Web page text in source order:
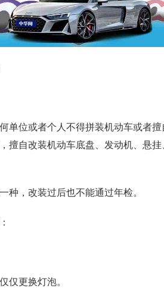
单位或者个人不得拼装机动车或者
擅自改装机动车底盘、发动机、悬挂
种，改装过后也不能通过年检。
仅更换灯泡。